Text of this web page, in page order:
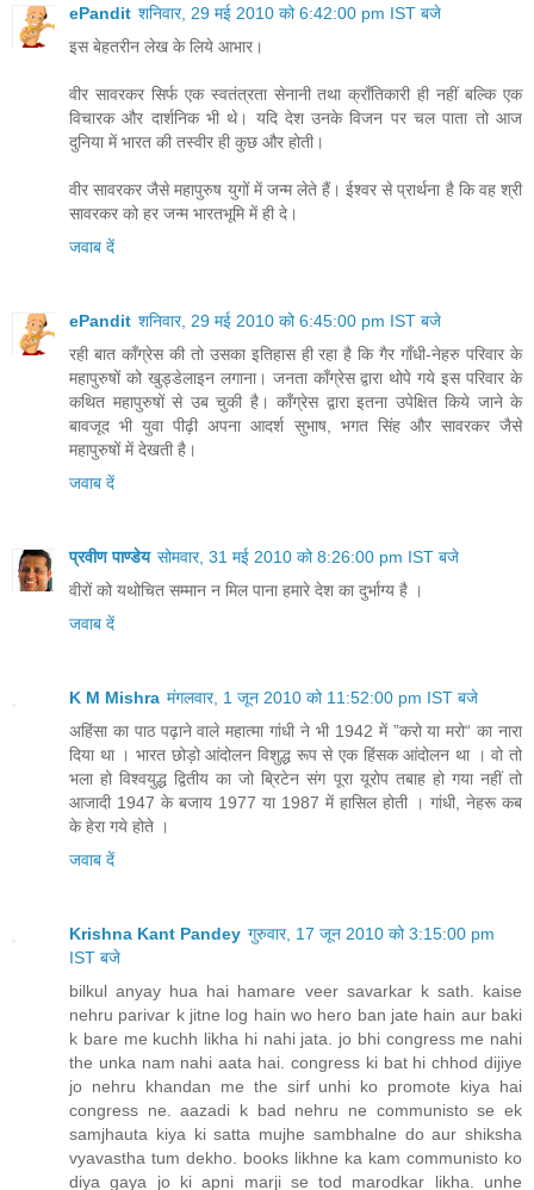
ePandit शनिवार, 29 मई 2010 को 6:42:00 pm IST बजे
इस बेहतरीन लेख के लिये आभार।
वीर सावरकर सिर्फ एक स्वतंत्रता सेनानी तथा क्राँतिकारी ही नहीं बल्कि एक
विचारक और दार्शनिक भी थे। यदि देश उनके विजन पर चल पाता तो आज
दुनिया में भारत की तस्वीर ही कुछ और होती।
वीर सावरकर जैसे महापुरुष युगों में जन्म लेते हैं। ईश्वर से प्रार्थना है कि वह श्री
सावरकर को हर जन्म भारतभूमि में ही दे।
जवाब दें
ePandit शनिवार, 29 मई 2010 को 6:45:00 pm IST बजे
रही बात कॉंग्रेस की तो उसका इतिहास ही रहा है कि गैर गाँधी-नेहरु परिवार के
महापुरुषों को खुड्डेलाइन लगाना। जनता कॉंग्रेस द्वारा थोपे गये इस परिवार के
कथित महापुरुषों से उब चुकी है। कॉंग्रेस द्वारा इतना उपेक्षित किये जाने के
बावजूद भी युवा पीढ़ी अपना आदर्श सुभाष, भगत सिंह और सावरकर जैसे
महापुरुषों में देखती है।
जवाब दें
प्रवीण पाण्डेय सोमवार, 31 मई 2010 को 8:26:00 pm IST बजे
वीरों को यथोचित सम्मान न मिल पाना हमारे देश का दुर्भाग्य है ।
जवाब दें
K M Mishra मंगलवार, 1 जून 2010 को 11:52:00 pm IST बजे
अहिंसा का पाठ पढ़ाने वाले महात्मा गांधी ने भी 1942 में ”करो या मरो“ का नारा
दिया था । भारत छोड़ो आंदोलन विशुद्ध रूप से एक हिंसक आंदोलन था । वो तो
भला हो विश्वयुद्ध द्वितीय का जो ब्रिटेन संग पूरा यूरोप तबाह हो गया नहीं तो
आजादी 1947 के बजाय 1977 या 1987 में हासिल होती । गांधी, नेहरू कब
के हेरा गये होते ।
जवाब दें
Krishna Kant Pandey गुरुवार, 17 जून 2010 को 3:15:00 pm
IST बजे
bilkul anyay hua hai hamare veer savarkar k sath. kaise
nehru parivar k jitne log hain wo hero ban jate hain aur baki
k bare me kuchh likha hi nahi jata. jo bhi congress me nahi
the unka nam nahi aata hai. congress ki bat hi chhod dijiye
jo nehru khandan me the sirf unhi ko promote kiya hai
congress ne. aazadi k bad nehru ne communisto se ek
samjhauta kiya ki satta mujhe sambhalne do aur shiksha
vyavastha tum dekho. books likhne ka kam communisto ko
diya gaya jo ki apni marji se tod marodkar likha. unhe